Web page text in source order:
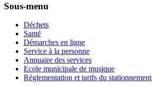
Sous-menu
Déchets
Santé
Démarches en ligne
Service à la personne
Annuaire des services
Ecole municipale de musique
Réglementation et tarifs du stationnement